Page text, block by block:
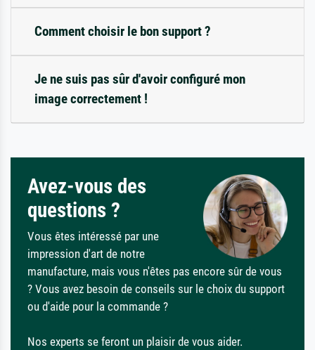
Comment choisir le bon support ?
Je ne suis pas sûr d'avoir configuré mon
image correctement !
Avez-vous des
questions ?
Vous êtes intéressé par une
impression d'art de notre
manufacture, mais vous n'êtes pas encore sûr de vous
? Vous avez besoin de conseils sur le choix du support
ou d'aide pour la commande ?
Nos experts se feront un plaisir de vous aider.